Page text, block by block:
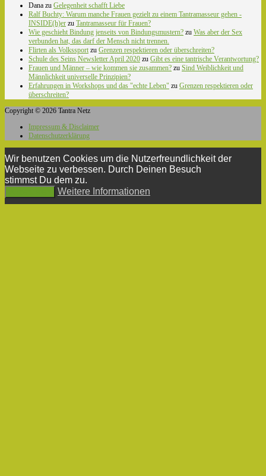
Dana zu Gelegenheit schafft Liebe
Ralf Buchty: Warum manche Frauen gezielt zu einem Tantramasseur gehen -
INSIDE(h)er zu Tantramasseur für Frauen?
Wie geschieht Bindung jenseits von Bindungsmustern? zu Was aber der Sex
verbunden hat, das darf der Mensch nicht trennen.
Flirten als Volkssport zu Grenzen respektieren oder überschreiten?
Schule des Seins Newsletter April 2020 zu Gibt es eine tantrische Verantwortung?
Frauen und Männer – wie kommen sie zusammen? zu Sind Weiblichkeit und
Männlichkeit universelle Prinzipien?
Erfahrungen in Workshops und das "echte Leben" zu Grenzen respektieren oder
überschreiten?
Copyright © 2026 Tantra Netz
Impressum & Disclaimer
Datenschutzerklärung
Wir benutzen Cookies um die Nutzerfreundlichkeit der
Webseite zu verbessen. Durch Deinen Besuch
stimmst Du dem zu.
Weitere Informationen